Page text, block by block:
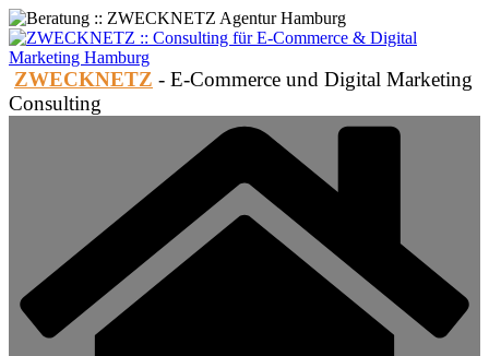
Zum
Inhalt
springen
ZWECKNETZ - E-Commerce und Digital Marketing
Consulting